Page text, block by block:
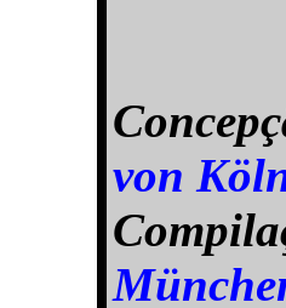
von